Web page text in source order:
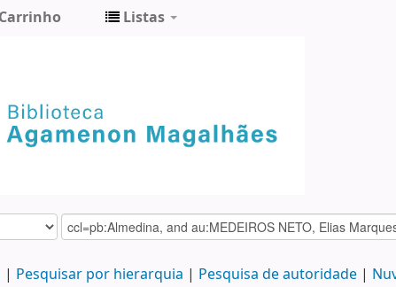
Carrinho Listas
Pesquisar por hierarquia Pesquisa de autoridade